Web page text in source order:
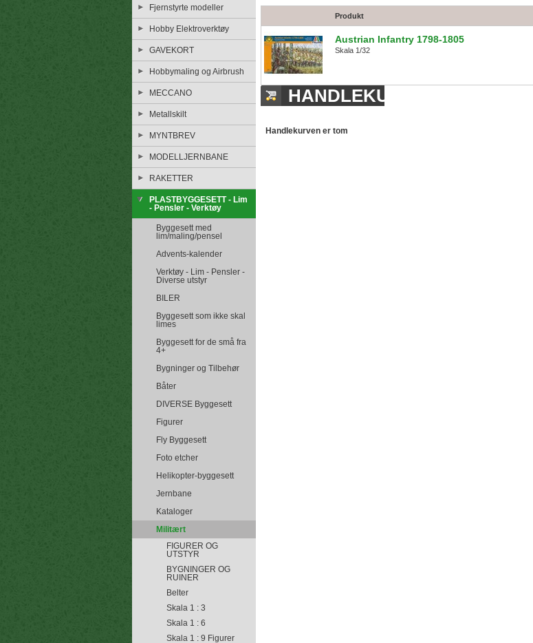
Fjernstyrte modeller
Hobby Elektroverktøy
GAVEKORT
Hobbymaling og Airbrush
MECCANO
Metallskilt
MYNTBREV
MODELLJERNBANE
RAKETTER
PLASTBYGGESETT - Lim
- Pensler - Verktøy
Byggesett med
lim/maling/pensel
Advents-kalender
Verktøy - Lim - Pensler -
Diverse utstyr
BILER
Byggesett som ikke skal
limes
Byggesett for de små fra
4+
Bygninger og Tilbehør
Båter
DIVERSE Byggesett
Figurer
Fly Byggesett
Foto etcher
Helikopter-byggesett
Jernbane
Kataloger
Militært
FIGURER OG
UTSTYR
BYGNINGER OG
RUINER
Belter
Skala 1 : 3
Skala 1 : 6
Skala 1 : 9 Figurer
Produkt
Austrian Infantry 1798-1805
Skala 1/32
HANDLEKURV
Handlekurven er tom